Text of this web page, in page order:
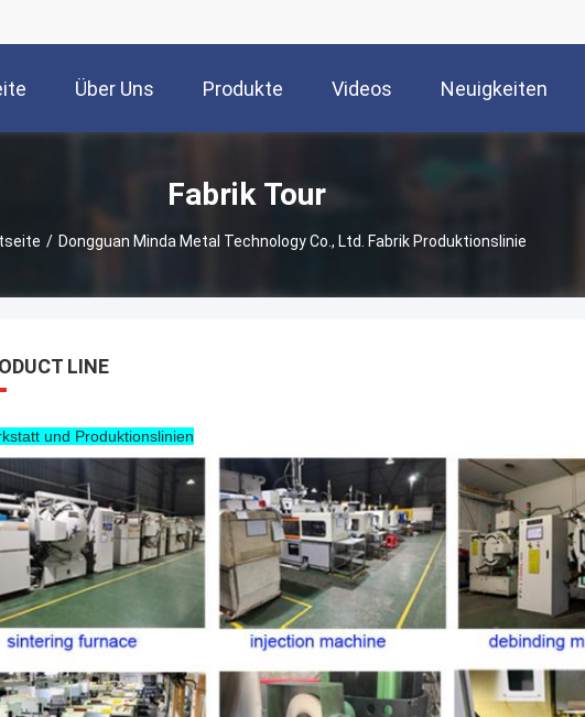
Über Uns Produkte Videos Neuigkeiten
Fabrik Tour
/ Dongguan Minda Metal Technology Co., Ltd. Fabrik Produktionslinie
LINE
und Produktionslinien